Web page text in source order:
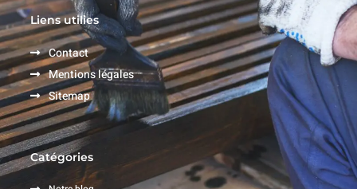
Liens utilies
Contact
Mentions légales
Sitemap
Catégories